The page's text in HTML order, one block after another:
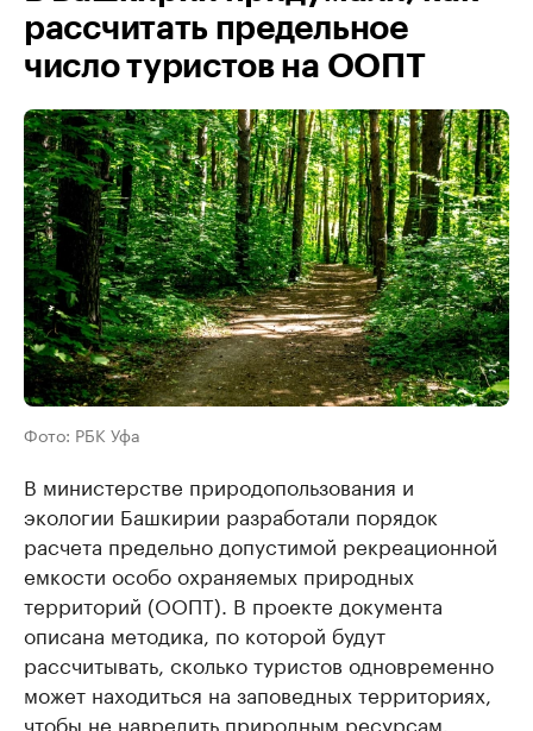
рассчитать предельное
число туристов на ООПТ
Фото: РБК Уфа
В министерстве природопользования и
экологии Башкирии разработали порядок
расчета предельно допустимой рекреационной
емкости особо охраняемых природных
территорий (ООПТ). В проекте документа
описана методика, по которой будут
рассчитывать, сколько туристов одновременно
может находиться на заповедных территориях,
чтобы не навредить природным ресурсам.